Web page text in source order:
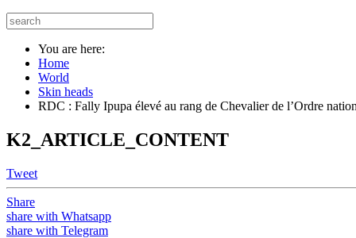
You are here:
Home
World
Skin heads
RDC : Fally Ipupa élevé au rang de Chevalier de l’Ordre
K2_ARTICLE_CONTENT
Tweet
Share
share with Whatsapp
share with Telegram